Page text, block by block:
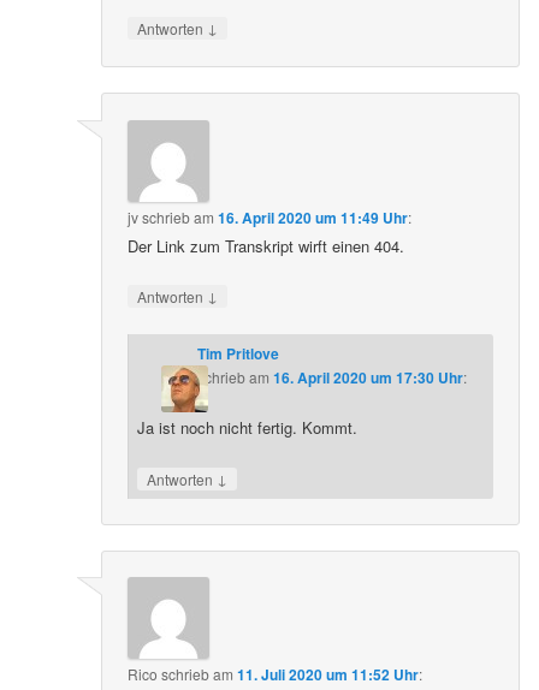
Antworten ↓
jvschriebam16. April 2020 um 11:49 Uhr:
Der Link zum Transkript wirft einen 404.
Antworten ↓
Tim Pritlove
schriebam 16. April 2020 um 17:30 Uhr:
Ja ist noch nicht fertig. Kommt.
Antworten ↓
Rico schriebam11. Juli 2020 um 11:52 Uhr: